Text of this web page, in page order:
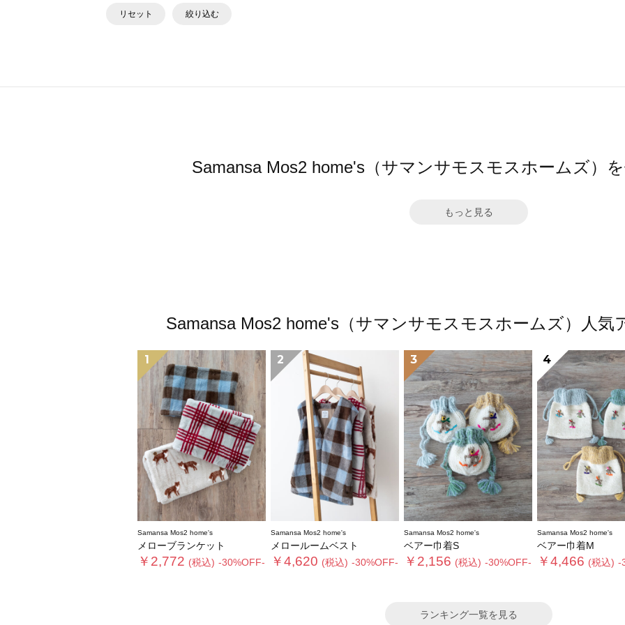
リセット 絞り込む
Samansa Mos2 home's（サマンサモスモスホームズ）
もっと見る
Samansa Mos2 home's（サマンサモスモスホームズ）人気
1
Samansa Mos2 home's
メローブランケット
￥2,772 (税込) -30%OFF-
2
Samansa Mos2 home's
メロールームベスト
￥4,620 (税込) -30%OFF-
3
Samansa Mos2 home's
ベアー巾着S
￥2,156 (税込) -30%OFF-
4
Samansa Mos2 home's
ベアー巾着M
￥4,466 (税込) -
ランキング一覧を見る